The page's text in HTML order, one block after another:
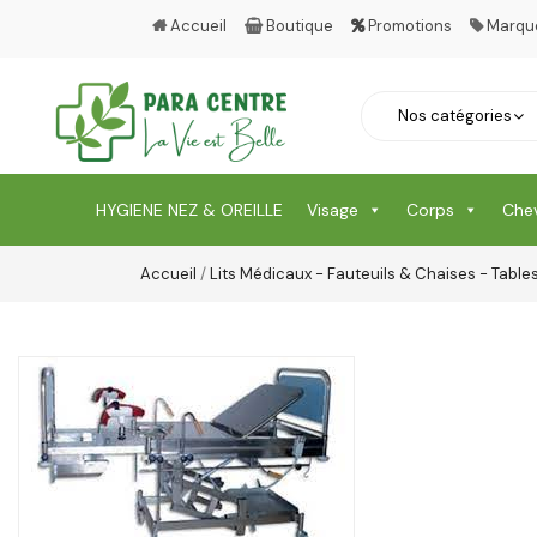
Accueil Boutique Promotions
HYGIENE NEZ & OREILLE Visage Corps
Accueil /Lits Médicaux - Fauteuils & Chaises - Tables